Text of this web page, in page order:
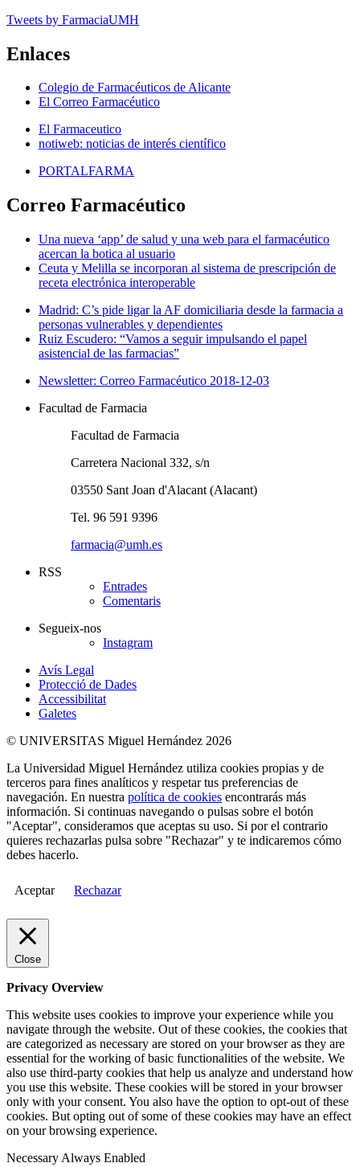
Tweets by FarmaciaUMH
Enlaces
Colegio de Farmacéuticos de Alicante
El Correo Farmacéutico
El Farmaceutico
notiweb: noticias de interés científico
PORTALFARMA
Correo Farmacéutico
Una nueva ‘app’ de salud y una web para el farmacéutico
acercan la botica al usuario
Ceuta y Melilla se incorporan al sistema de prescripción de
receta electrónica interoperable
Madrid: C’s pide ligar la AF domiciliaria desde la farmacia a
personas vulnerables y dependientes
Ruiz Escudero: “Vamos a seguir impulsando el papel
asistencial de las farmacias”
Newsletter: Correo Farmacéutico 2018-12-03
Facultad de Farmacia
Facultad de Farmacia
Carretera Nacional 332, s/n
03550 Sant Joan d'Alacant (Alacant)
Tel. 96 591 9396
farmacia@umh.es
RSS
Entrades
Comentaris
Segueix-nos
Instagram
Avís Legal
Protecció de Dades
Accessibilitat
Galetes
© UNIVERSITAS Miguel Hernández 2026
La Universidad Miguel Hernández utiliza cookies propias y de
terceros para fines analíticos y respetar tus preferencias de
navegación. En nuestra política de cookies encontrarás más
información. Si continuas navegando o pulsas sobre el botón
"Aceptar", consideramos que aceptas su uso. Si por el contrario
quieres rechazarlas pulsa sobre "Rechazar" y te indicaremos cómo
debes hacerlo.
Aceptar Rechazar
Close
Privacy Overview
This website uses cookies to improve your experience while you
navigate through the website. Out of these cookies, the cookies that
are categorized as necessary are stored on your browser as they are
essential for the working of basic functionalities of the website. We
also use third-party cookies that help us analyze and understand how
you use this website. These cookies will be stored in your browser
only with your consent. You also have the option to opt-out of these
cookies. But opting out of some of these cookies may have an effect
on your browsing experience.
Necessary Always Enabled